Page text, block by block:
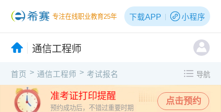
专注在线职业教育25年 下载APP 小程序
通信工程师
首页 > 通信工程师 > 考试报名 导航
准考证打印提醒
预约成功后，不错过重要时期
点击预约